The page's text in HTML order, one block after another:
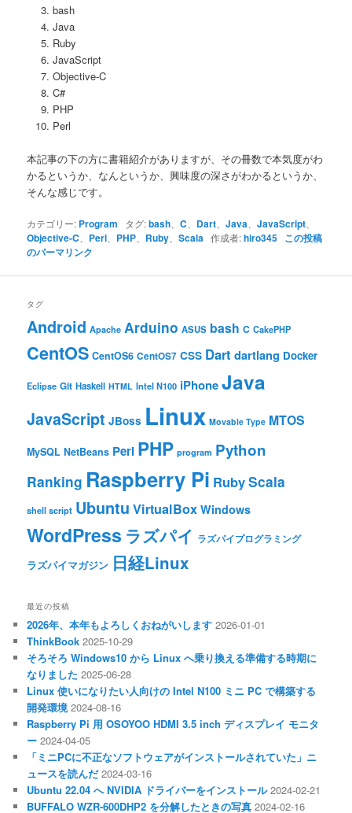
bash
Java
Ruby
JavaScript
Objective-C
C#
PHP
Perl
本記事の下の方に書籍紹介がありますが、その冊数で本気度がわ
かるというか、なんというか、興味度の深さがわかるというか、
そんな感じです。
カテゴリー: Program タグ:bash 、C Dart 、Java 、JavaScript
Objective-C Perl PHP Ruby 、Scala 作成者:hiro345 この投稿
のパーマリンク
タグ
Android Apache Arduino ASUS bash C CakePHP
CentOS CentOS6 CentOS7 CSS Dart dartlang Docker
Eclipse Git Haskell HTML Intel N100 iPhoneJava
JavaScript JBoss Linux Movable Type MTOS
MySQL NetBeans Perl PHP program Python
Ranking Raspberry Pi RubyScala
shell script Ubuntu VirtualBox Windows
WordPress ラズパイ ラズパイプログラミング
ラズパイマガジン 日経Linux
最近の投稿
2026年、本年もよろしくおねがいします 2026-01-01
ThinkBook 2025-10-29
そろそろ Windows10 から Linux へ乗り換える準備する時期に
なりました 2025-06-28
Linux 使いになりたい人向けの Intel N100 ミニ PC で構築する
開発環境 2024-08-16
Raspberry Pi 用 OSOYOO HDMI 3.5 inch ディスプレイ モニタ
ー 2024-04-05
「ミニPCに不正なソフトウェアがインストールされていた」ニ
ュースを読んだ 2024-03-16
Ubuntu 22.04 へ NVIDIA ドライバーをインストール 2024-02-21
BUFFALO WZR-600DHP2 を分解したときの写真 2024-02-16